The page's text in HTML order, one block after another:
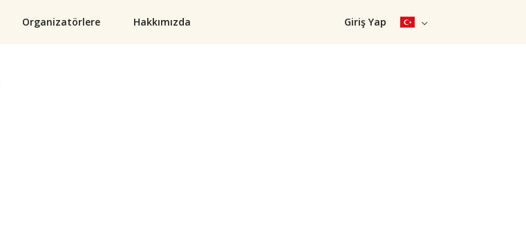
Organizatörlere Hakkımızda Giriş Yap